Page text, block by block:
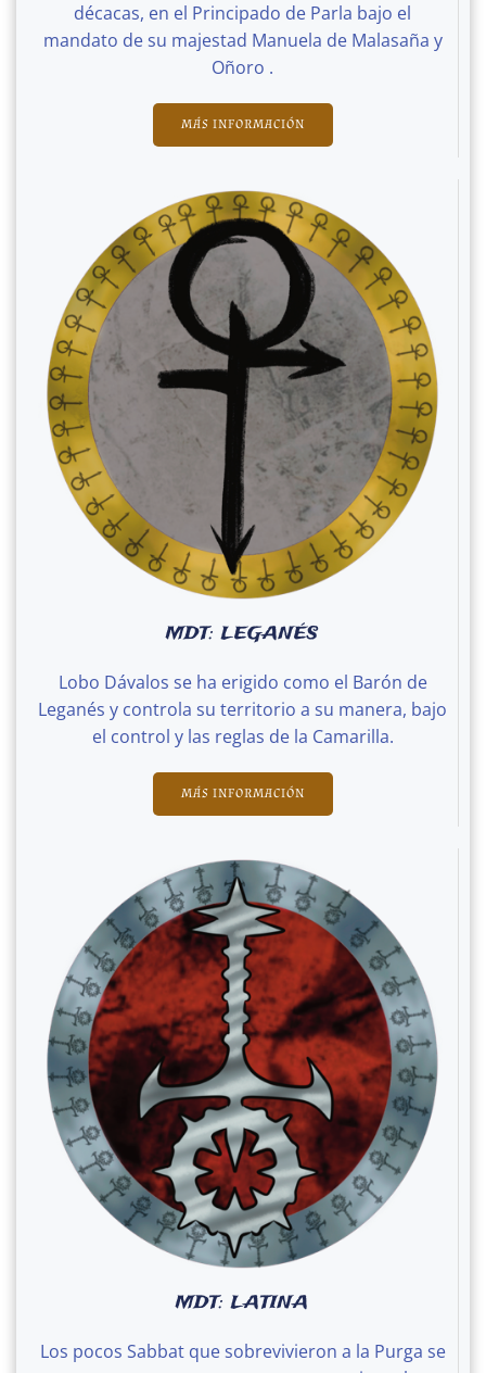
décacas, en el Principado de Parla bajo el
mandato de su majestad Manuela de Malasaña y
Oñoro .
MÁS INFORMACIÓN
MDT: LEGANÉS
Lobo Dávalos se ha erigido como el Barón de
Leganés y controla su territorio a su manera, bajo
el control y las reglas de la Camarilla.
MÁS INFORMACIÓN
MDT: LATINA
Los pocos Sabbat que sobrevivieron a la Purga se